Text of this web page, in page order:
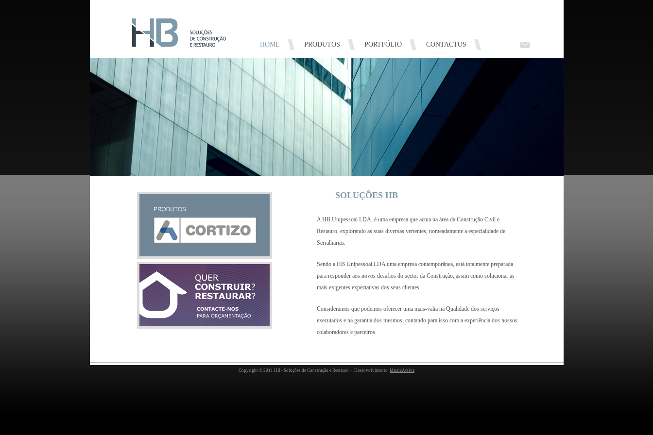
HOME PRODUTOS PORTFÓLIO CONTACTOS
SOLUÇÕES HB
A HB Unipessoal LDA, é uma empresa que actua na área da Construção Civil e
Restauro, explorando as suas diversas vertentes, nomeadamente a especialidade de
Serralharias.
Sendo a HB Unipessoal LDA uma empresa contemporânea, está totalmente preparada
para responder aos novos desafios do sector da Construção, assim como solucionar as
mais exigentes expectativas dos seus clientes.
Consideramos que podemos oferecer uma mais-valia na Qualidade dos serviços
executados e na garantia dos mesmos, contando para isso com a experiência dos nossos
colaboradores e parceiros.
Copyright © 2011 HB - Soluções de Construção e Restauro · Desenvolvimento MatrizActiva